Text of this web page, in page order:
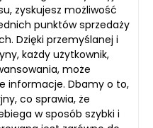
zyskujesz możliwość
punktów sprzedaży
Dzięki przemyślanej i
każdy użytkownik,
może
informacje. Dbamy o to,
co sprawia, że
w sposób szybki i